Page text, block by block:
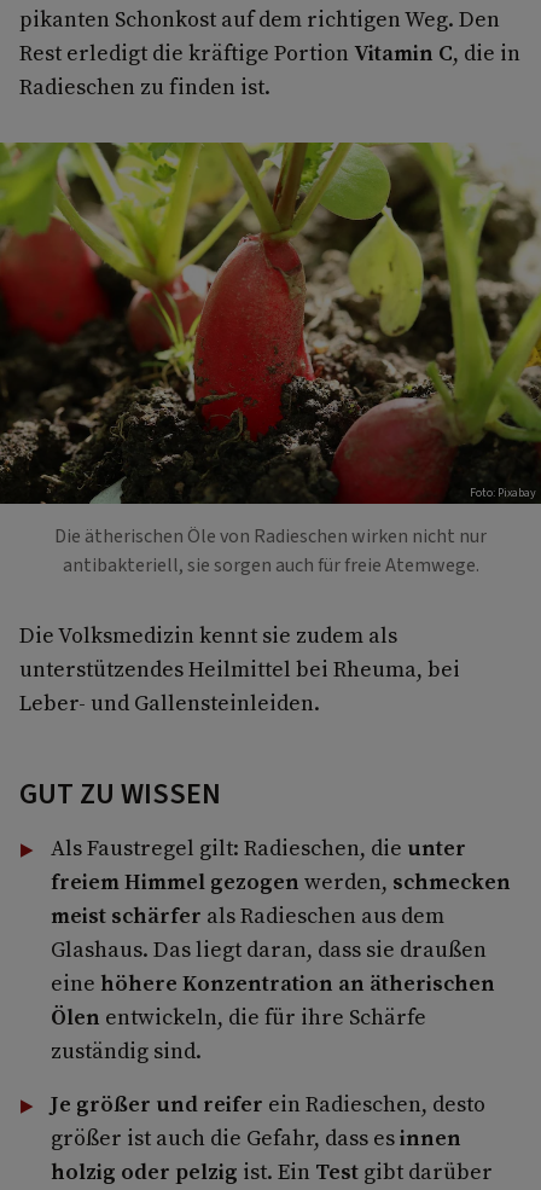
pikanten Schonkost auf dem richtigen Weg. Den
Rest erledigt die kräftige Portion Vitamin C, die in
Radieschen zu finden ist.
Foto: Pixabay
Die ätherischen Öle von Radieschen wirken nicht nur
antibakteriell, sie sorgen auch für freie Atemwege.
Die Volksmedizin kennt sie zudem als
unterstützendes Heilmittel bei Rheuma, bei
Leber- und Gallensteinleiden.
GUT ZU WISSEN
Als Faustregel gilt: Radieschen, die unter
freiem Himmel gezogen werden, schmecken
meist schärfer als Radieschen aus dem
Glashaus. Das liegt daran, dass sie draußen
eine höhere Konzentration an ätherischen
Ölen entwickeln, die für ihre Schärfe
zuständig sind.
Je größer und reifer ein Radieschen, desto
größer ist auch die Gefahr, dass esinnen
holzig oder pelzig ist. Ein Testgibt darüber